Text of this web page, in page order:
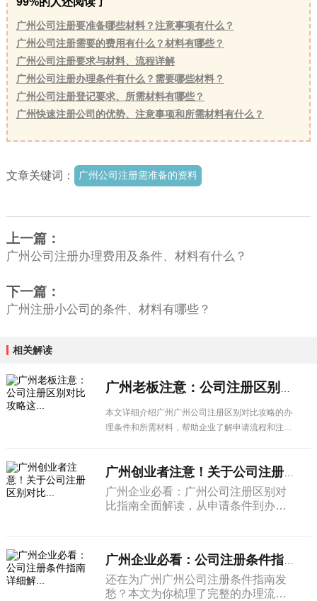
广州公司注册要准备哪些材料？注意事项有什么？
广州公司注册需要的费用有什么？材料有哪些？
广州公司注册要求与材料、流程详解
广州公司注册办理条件有什么？需要哪些材料？
广州公司注册登记要求、所需材料有哪些？
广州快速注册公司的优势、注意事项和所需材料有什么？
文章关键词： 广州公司注册需准备的资料
上一篇：
广州公司注册办理费用及条件、材料有什么？
下一篇：
广州注册小公司的条件、材料有哪些？
相关解读
本文详细介绍广州广州公司注册区别对比攻略的办
理条件和所需材料，帮助企业了解申请流程和注意
广州创业者注意！关于公司注册区别对比...
广州企业必看：广州公司注册区别对
比指南全面解读，从申请条件到办理
还在为广州广州公司注册条件指南发
愁？本文为你梳理了完整的办理流程